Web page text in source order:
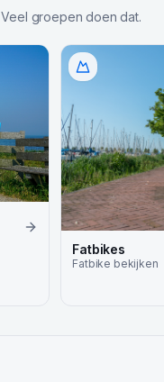
groepen doen dat.
Fatbikes
Fatbike bekijken